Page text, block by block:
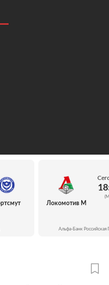
Локомотив М
Альфа-Банк Российская